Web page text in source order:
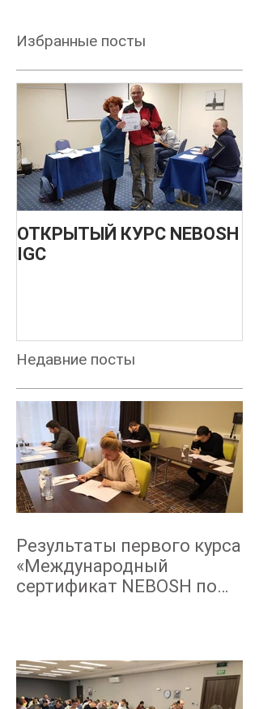
Избранные посты
ОТКРЫТЫЙ КУРС NEBOSH
IGC
Недавние посты
Результаты первого курса
«Международный
сертификат NEBOSH по